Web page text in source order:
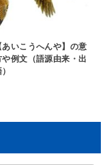
いこうへんや】の意
例文（語源由来・出